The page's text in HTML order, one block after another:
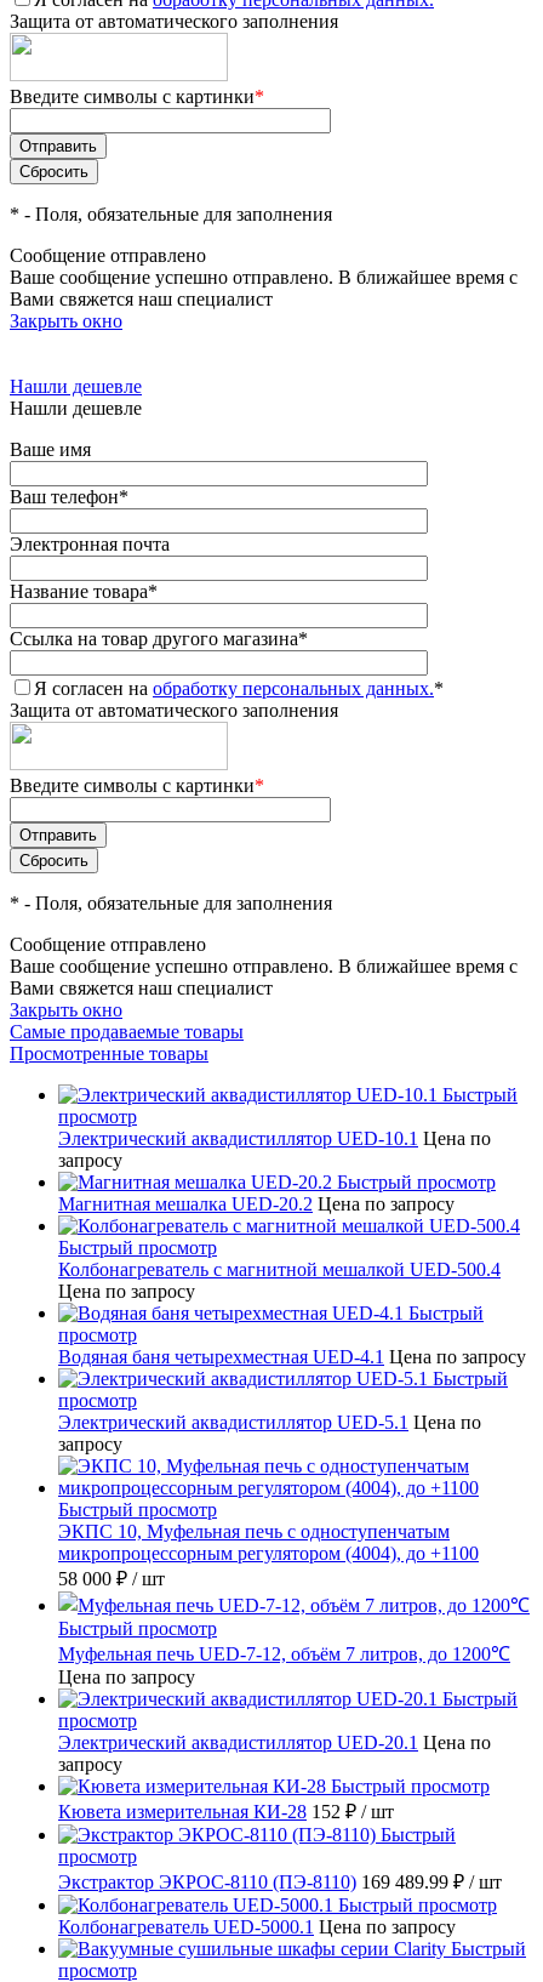
Защита от автоматического заполнения
Введите символы с картинки*
* - Поля, обязательные для заполнения
Сообщение отправлено
Ваше сообщение успешно отправлено. В ближайшее время с
Вами свяжется наш специалист
Закрыть окно
Нашли дешевле
Нашли дешевле
Ваше имя
Ваш телефон*
Электронная почта
Название товара*
Ссылка на товар другого магазина*
Я согласен на обработку персональных данных.*
Защита от автоматического заполнения
Введите символы с картинки*
* - Поля, обязательные для заполнения
Сообщение отправлено
Ваше сообщение успешно отправлено. В ближайшее время с
Вами свяжется наш специалист
Закрыть окно
Самые продаваемые товары
Просмотренные товары
Быстрый
просмотр
Электрический аквадистиллятор UED-10.1 Цена по
запросу
Быстрый просмотр
Магнитная мешалка UED-20.2 Цена по запросу
Быстрый просмотр
Колбонагреватель с магнитной мешалкой UED-500.4
Цена по запросу
Быстрый
просмотр
Водяная баня четырехместная UED-4.1 Цена по запросу
Быстрый
просмотр
Электрический аквадистиллятор UED-5.1 Цена по
запросу
Быстрый просмотр
ЭКПС 10, Муфельная печь с одноступенчатым
микропроцессорным регулятором (4004), до +1100
58 000 ₽ / шт
Быстрый просмотр
Муфельная печь UED-7-12, объём 7 литров, до 1200℃
Цена по запросу
Быстрый
просмотр
Электрический аквадистиллятор UED-20.1 Цена по
запросу
Быстрый просмотр
Кювета измерительная КИ-28 152 ₽ / шт
Быстрый
просмотр
Экстрактор ЭКРОС-8110 (ПЭ-8110) 169 489.99 ₽ / шт
Быстрый просмотр
Колбонагреватель UED-5000.1 Цена по запросу
Быстрый
просмотр